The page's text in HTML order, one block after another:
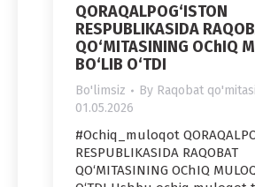
QORAQALPOG‘ISTON
RESPUBLIKASIDA
QO‘MITASINING OChIQ
BO‘LIB O‘TDI
Bo'limsiz By Raqobat qo'mitasi
01.05.2026
#Ochiq_muloqot
RESPUBLIKASIDA RAQOBAT
QO‘MITASINING OChIQ